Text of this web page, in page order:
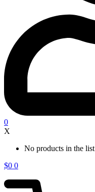
0
X
No products in the list
$0 0